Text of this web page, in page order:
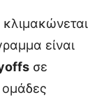
είναι
σε
ομάδες